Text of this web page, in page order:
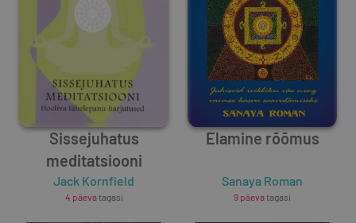
Sissejuhatus
meditatsiooni
Jack Kornfield
4 päevatagasi
Elamine rõõmus
Sanaya Roman
9 päevatagasi